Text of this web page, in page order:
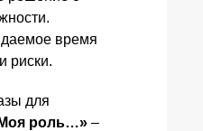
время
риски.
для
роль…» –